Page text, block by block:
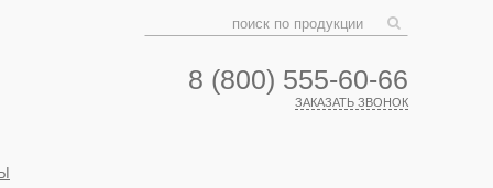
8 (800) 555-60-66
ЗАКАЗАТЬ ЗВОНОК